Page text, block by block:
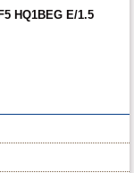
HQ1BEG E/1.5